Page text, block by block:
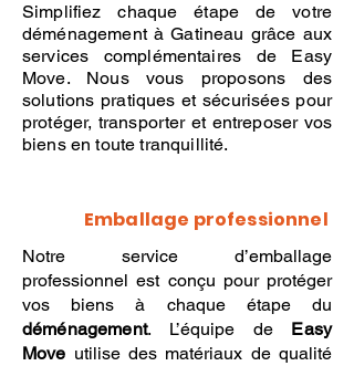
Simplifiez chaque étape de votre
déménagement à Gatineau grâce aux
services complémentaires de Easy
Move. Nous vous proposons des
solutions pratiques et sécurisées pour
protéger, transporter et entreposer vos
biens en toute tranquillité.
Emballage professionnel
Notre service d’emballage
professionnel est conçu pour protéger
vos biens à chaque étape du
déménagement. L’équipe de Easy
Move utilise des matériaux de qualité